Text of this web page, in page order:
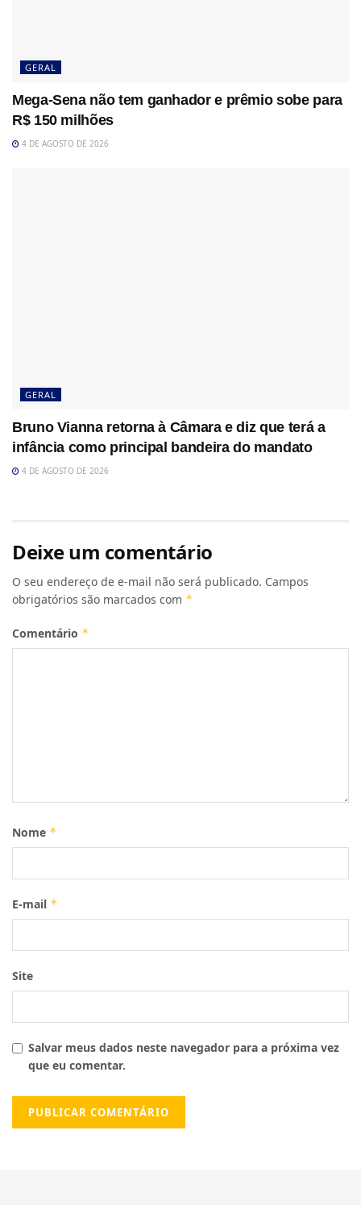
GERAL
Mega-Sena não tem ganhador e prêmio sobe para
R$ 150 milhões
4 DE AGOSTO DE 2026
GERAL
Bruno Vianna retorna à Câmara e diz que terá a
infância como principal bandeira do mandato
4 DE AGOSTO DE 2026
Deixe um comentário
O seu endereço de e-mail não será publicado. Campos
obrigatórios são marcados com *
Comentário *
Nome *
E-mail *
Site
Salvar meus dados neste navegador para a próxima vez
que eu comentar.